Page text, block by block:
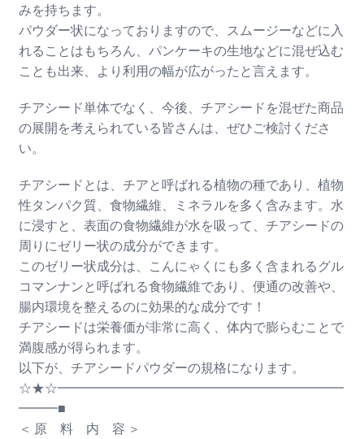
みを持ちます。
パウダー状になっておりますので、スムージーなどに入
れることはもちろん、パンケーキの生地などに混ぜ込む
ことも出来、より利用の幅が広がったと言えます。
チアシード単体でなく、今後、チアシードを混ぜた商品
の展開を考えられている皆さんは、ぜひご検討くださ
い。
チアシードとは、チアと呼ばれる植物の種であり、植物
性タンパク質、食物繊維、ミネラルを多く含みます。水
に浸すと、表面の食物繊維が水を吸って、チアシードの
周りにゼリー状の成分ができます。
このゼリー状成分は、こんにゃくにも多く含まれるグル
コマンナンと呼ばれる食物繊維であり、便通の改善や、
腸内環境を整えるのに効果的な成分です！
チアシードは栄養価が非常に高く、体内で膨らむことで
満腹感が得られます。
以下が、チアシードパウダーの規格になります。
☆★☆━━━━━━━━━━━━━━━━━━━━━━
━━━■
＜ 原 料 内 容 ＞